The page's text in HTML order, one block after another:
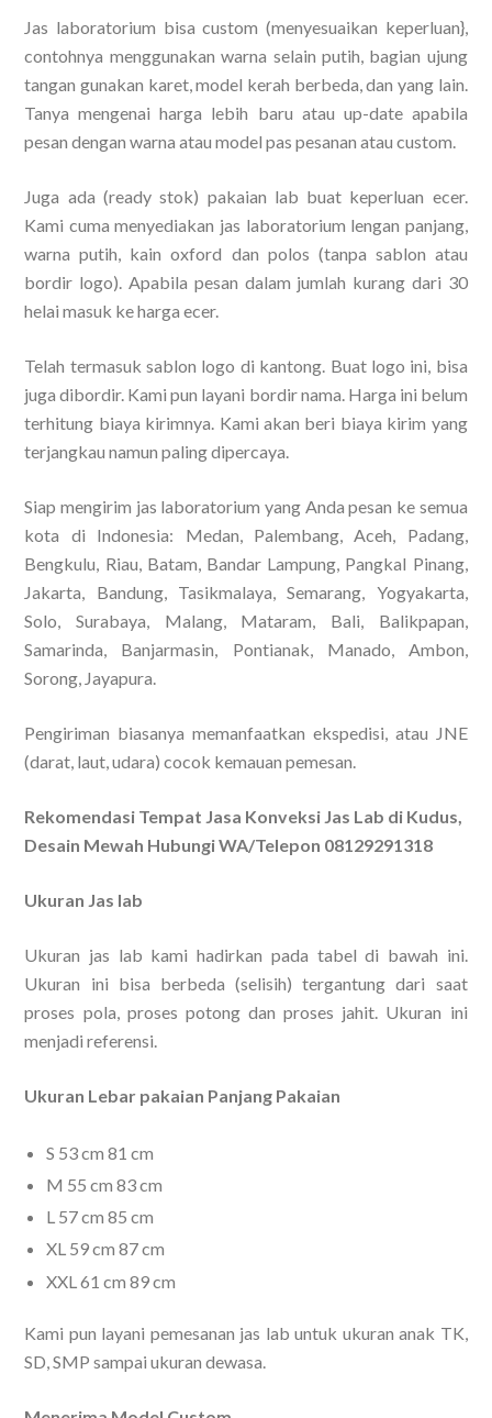
Jas laboratorium bisa custom (menyesuaikan keperluan},
contohnya menggunakan warna selain putih, bagian ujung
tangan gunakan karet, model kerah berbeda, dan yang lain.
Tanya mengenai harga lebih baru atau up-date apabila
pesan dengan warna atau model pas pesanan atau custom.
Juga ada (ready stok) pakaian lab buat keperluan ecer.
Kami cuma menyediakan jas laboratorium lengan panjang,
warna putih, kain oxford dan polos (tanpa sablon atau
bordir logo). Apabila pesan dalam jumlah kurang dari 30
helai masuk ke harga ecer.
Telah termasuk sablon logo di kantong. Buat logo ini, bisa
juga dibordir. Kami pun layani bordir nama. Harga ini belum
terhitung biaya kirimnya. Kami akan beri biaya kirim yang
terjangkau namun paling dipercaya.
Siap mengirim jas laboratorium yang Anda pesan ke semua
kota di Indonesia: Medan, Palembang, Aceh, Padang,
Bengkulu, Riau, Batam, Bandar Lampung, Pangkal Pinang,
Jakarta, Bandung, Tasikmalaya, Semarang, Yogyakarta,
Solo, Surabaya, Malang, Mataram, Bali, Balikpapan,
Samarinda, Banjarmasin, Pontianak, Manado, Ambon,
Sorong, Jayapura.
Pengiriman biasanya memanfaatkan ekspedisi, atau JNE
(darat, laut, udara) cocok kemauan pemesan.
Rekomendasi Tempat Jasa Konveksi Jas Lab di Kudus,
Desain Mewah Hubungi WA/Telepon 08129291318
Ukuran Jas lab
Ukuran jas lab kami hadirkan pada tabel di bawah ini.
Ukuran ini bisa berbeda (selisih) tergantung dari saat
proses pola, proses potong dan proses jahit. Ukuran ini
menjadi referensi.
Ukuran Lebar pakaian Panjang Pakaian
S 53 cm 81 cm
M 55 cm 83 cm
L 57 cm 85 cm
XL 59 cm 87 cm
XXL 61 cm 89 cm
Kami pun layani pemesanan jas lab untuk ukuran anak TK,
SD, SMP sampai ukuran dewasa.